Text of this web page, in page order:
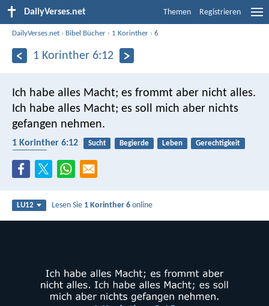
DailyVerses.net Themen Registrieren
DailyVerses.net › Bibel Bücher › 1 Korinther ›6
1 Korinther 6:12
Ich habe alles Macht; es frommt aber nicht alles.
Ich habe alles Macht; es soll mich aber nichts
gefangen nehmen.
1 Korinther 6:12 Sucht Begierde Leben
Gerechtigkeit
LU12 Lesen Sie 1 Korinther 6 online